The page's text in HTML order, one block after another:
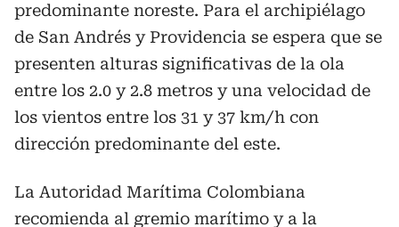
predominante noreste. Para el archipiélago
de San Andrés y Providencia se espera que se
presenten alturas significativas de la ola
entre los 2.0 y 2.8 metros y una velocidad de
los vientos entre los 31 y 37 km/h con
dirección predominante del este.
La Autoridad Marítima Colombiana
recomienda al gremio marítimo y a la